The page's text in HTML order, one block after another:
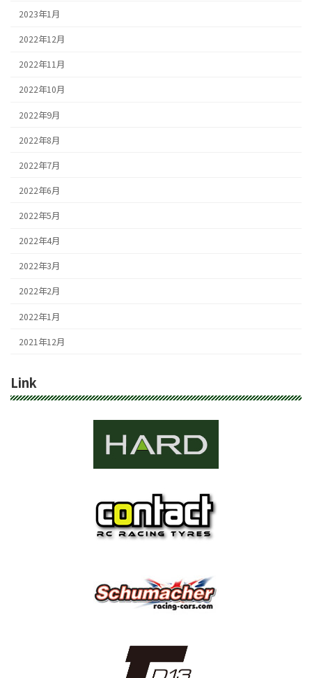
2023年1月
2022年12月
2022年11月
2022年10月
2022年9月
2022年8月
2022年7月
2022年6月
2022年5月
2022年4月
2022年3月
2022年2月
2022年1月
2021年12月
Link